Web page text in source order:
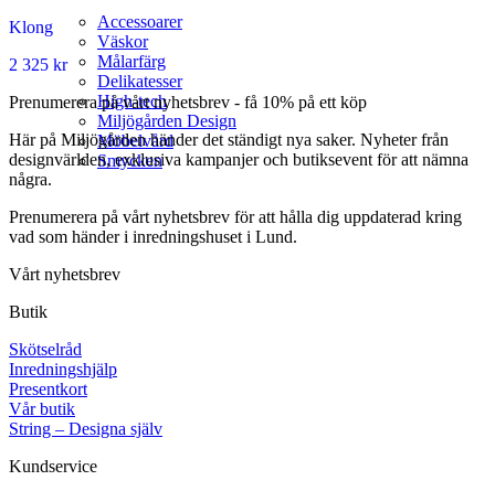
Accessoarer
Väskor
Målarfärg
Delikatesser
High-tech
Miljögården Design
Möbelvård
Smycken
Klong
2 325 kr
Prenumerera på vårt nyhetsbrev - få 10% på ett köp
Här på Miljögården händer det ständigt nya saker. Nyheter från
designvärlden, exklusiva kampanjer och butiksevent för att nämna
några.
Prenumerera på vårt nyhetsbrev för att hålla dig uppdaterad kring
vad som händer i inredningshuset i Lund.
Vårt nyhetsbrev
Butik
Skötselråd
Inredningshjälp
Presentkort
Vår butik
String – Designa själv
Kundservice